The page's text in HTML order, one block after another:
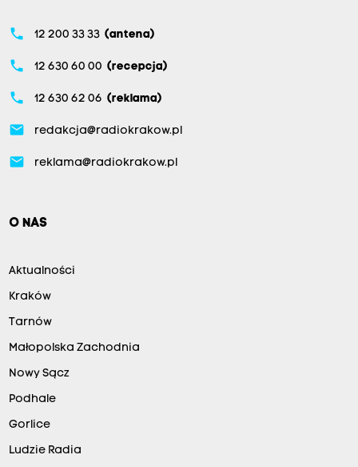
phone 12 200 33 33 (antena)
phone 12 630 60 00 (recepcja)
phone 12 630 62 06 (reklama)
email redakcja@radiokrakow.pl
email reklama@radiokrakow.pl
O NAS
Aktualności
Kraków
Tarnów
Małopolska Zachodnia
Nowy Sącz
Podhale
Gorlice
Ludzie Radia